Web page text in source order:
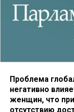
Проблема
негативно
женщин, что
отсутствию